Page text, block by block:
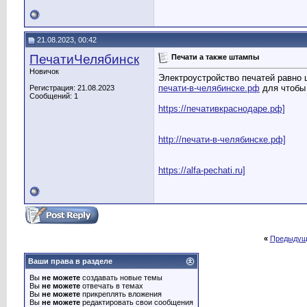
21.08.2023, 00:42
ПечатиЧелябинск
Новичок
Регистрация: 21.08.2023
Сообщений: 1
Печати а также штампы
Электроустройство печатей
печати-в-челябинске.рф для
https://печативкраснодаре.рф]
http://печати-в-челябинске.рф]
https://alfa-pechati.ru]
«
Ваши права в разделе
Вы не можете создавать новые темы
Вы не можете отвечать в темах
Вы не можете прикреплять вложения
Вы не можете редактировать свои сообщения